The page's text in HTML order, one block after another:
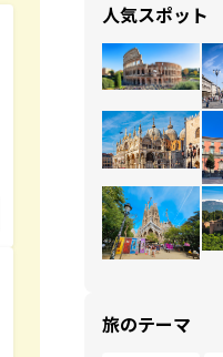
人気スポット
旅のテーマ